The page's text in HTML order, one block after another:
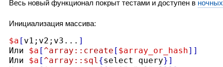
Весь новый функционал покрыт тестами и доступен в
Инициализация массива:
$a [ v1;v2;v3... ]
Или $a [^array::create [ $array_or_hash]]
Или $a [^array::sql{select query}]